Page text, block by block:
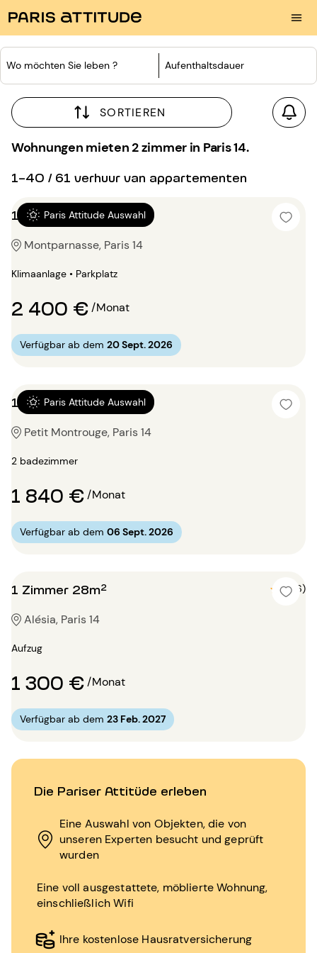
Wo möchten Sie leben ? Aufenthaltsdauer
SORTIEREN
Wohnungen mieten 2 zimmer in Paris 14.
1-40 / 61 verhuur van appartementen
Die Pariser Attitüde erleben
Eine Auswahl von Objekten, die von
unseren Experten besucht und geprüft
wurden
Eine voll ausgestattete, möblierte Wohnung,
einschließlich Wifi
Ihre kostenlose Hausratversicherung
Paris Attitude Auswahl
1 Zimmer 52m²
Montparnasse, Paris 14
Klimaanlage • Parkplatz
2 400 €/Monat
Verfügbar ab dem 20 Sept. 2026
Paris Attitude Auswahl
1 Zimmer 45m²
Petit Montrouge, Paris 14
2 badezimmer
1 840 €/Monat
Verfügbar ab dem 06 Sept. 2026
1 Zimmer 28m² 5 (6)
Alésia, Paris 14
Aufzug
1 300 €/Monat
Verfügbar ab dem 23 Feb. 2027